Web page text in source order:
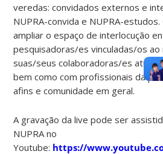
veredas: convidados externos e
NUPRA-convida e NUPRA-
ampliar o espaço de interlocução
pesquisadoras/es vinculadas/os ao
suas/seus colaboradoras/es
bem como com profissionais da
afins e comunidade em geral.
A gravação da live pode ser
NUPRA no
Youtube: https://